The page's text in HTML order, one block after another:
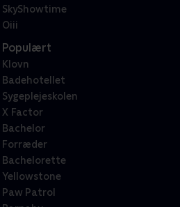
SkyShowtime
Oiii
Populært
Klovn
Badehotellet
Sygeplejeskolen
X Factor
Bachelor
Forræder
Bachelorette
Yellowstone
Paw Patrol